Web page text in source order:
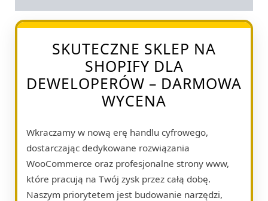
SKUTECZNE SKLEP NA
SHOPIFY DLA
DEWELOPERÓW – DARMOWA
WYCENA
Wkraczamy w nową erę handlu cyfrowego,
dostarczając dedykowane rozwiązania
WooCommerce oraz profesjonalne strony www,
które pracują na Twój zysk przez całą dobę.
Naszym priorytetem jest budowanie narzędzi,